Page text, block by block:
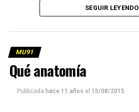
SEGUIR LEYENDO
MU91
Qué anatomía
Publicada hace 11 años el 15/08/2015